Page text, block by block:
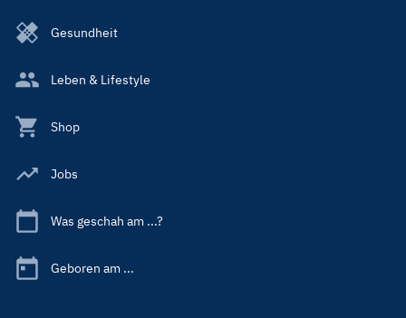
Gesundheit
Leben & Lifestyle
Shop
Jobs
Was geschah am ...?
Geboren am ...